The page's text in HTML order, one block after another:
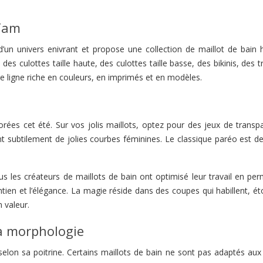
univers enivrant et propose une collection de maillot de bain
culottes taille haute, des culottes taille basse, des bikinis, des
ligne riche en couleurs, en imprimés et en modèles.
cet été. Sur vos jolis maillots, optez pour des jeux de
subtilement de jolies courbes féminines. Le classique paréo est
les créateurs de maillots de bain ont optimisé leur travail en
et l’élégance. La magie réside dans des coupes qui habillent,
valeur.
morphologie
sa poitrine. Certains maillots de bain ne sont pas adaptés